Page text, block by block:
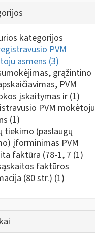
kategorijos
PVM
asmens (3)
grąžintino
PVM
įskaitymas ir (1)
PVM mokėtoju
(1)
tiekimo (paslaugų
įforminimas PVM
faktūra (78-1, 7 (1)
faktūros
(80 str.) (1)